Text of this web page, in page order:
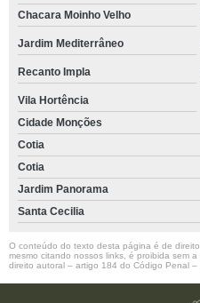
Chacara Moinho Velho
Jardim Mediterrâneo
Recanto Impla
Vila Hortência
Cidade Monções
Cotia
Cotia
Jardim Panorama
Santa Cecilia
O conteúdo do texto desta página é de
mesmo citando nossos links, é proibida sem
direito autoral – artigo 184 do Código Penal –